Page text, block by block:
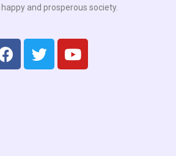
and prosperous society.